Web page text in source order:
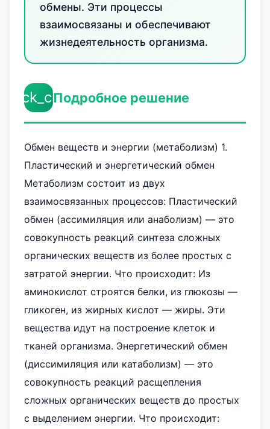
обмены. Эти процессы
взаимосвязаны и обеспечивают
жизнедеятельность организма.
Подробное решение
Обмен веществ и энергии (метаболизм) 1.
Пластический и энергетический обмен
Метаболизм состоит из двух
взаимосвязанных процессов: Пластический
обмен (ассимиляция или анаболизм) — это
совокупность реакций синтеза сложных
органических веществ из более простых с
затратой энергии. Что происходит: Из
аминокислот строятся белки, из глюкозы —
гликоген, из жирных кислот — жиры. Эти
вещества идут на построение клеток и
тканей организма. Энергетический обмен
(диссимиляция или катаболизм) — это
совокупность реакций расщепления
сложных органических веществ до простых
с выделением энергии. Что происходит: